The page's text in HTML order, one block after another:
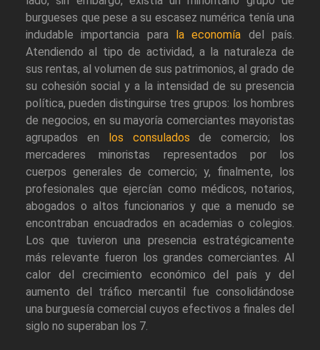
burgueses que pese a su escasez numérica tenía una
indudable importancia para
la economía del país.
Atendiendo al tipo de actividad, a la naturaleza de
sus rentas, al volumen de sus patrimonios, al grado de
su cohesión social y a la intensidad de su presencia
política, pueden distinguirse tres grupos: los hombres
de negocios, en su mayoría comerciantes mayoristas
agrupados en
los consulados de comercio; los
mercaderes minoristas representados por los
cuerpos generales de comercio; y, finalmente, los
profesionales que ejercían como médicos, notarios,
abogados o altos funcionarios y que a menudo se
encontraban encuadrados en academias o colegios.
Los que tuvieron una presencia estratégicamente
más relevante fueron los grandes comerciantes. Al
calor del crecimiento económico del país y del
aumento del tráfico mercantil fue consolidándose
una burguesía comercial cuyos efectivos a finales del
siglo no superaban los 7.